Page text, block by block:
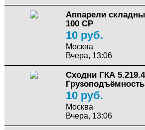
Аппарели
100 СР
10 руб.
Москва
Вчера, 13:06
Сходни ГКА
Грузоподъёмность
10 руб.
Москва
Вчера, 13:06